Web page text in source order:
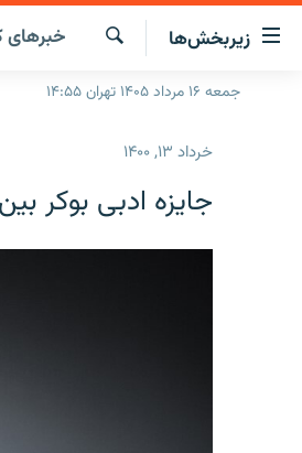
لینک‌های
قابلیت
دسترسی
زیربخش‌ها
صفحه اصلی
جستجو
خبرهای
جمعه ۱۶ مرداد ۱۴۰۵ تهران ۱۴:۵۵
خرداد ۱۳, ۱۴۰۰
جایزه ادبی بوکر